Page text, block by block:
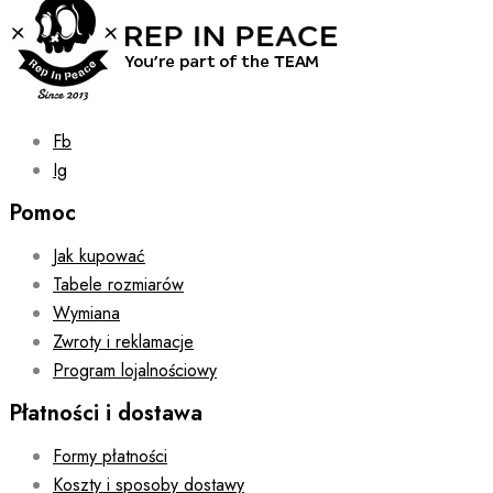
Fb
Ig
Pomoc
Jak kupować
Tabele rozmiarów
Wymiana
Zwroty i reklamacje
Program lojalnościowy
Płatności i dostawa
Formy płatności
Koszty i sposoby dostawy